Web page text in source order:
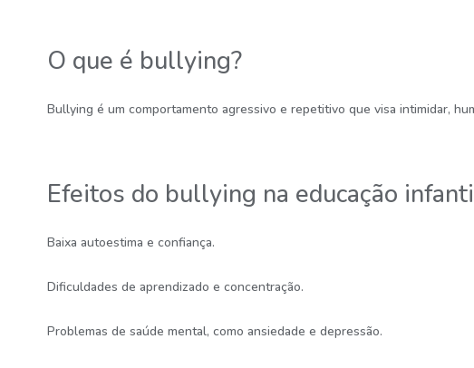
O que é bullying?
Bullying é um comportamento agressivo e repetitivo que visa intimidar,
Efeitos do bullying na educação
Baixa autoestima e confiança.
Dificuldades de aprendizado e concentração.
Problemas de saúde mental, como ansiedade e depressão.